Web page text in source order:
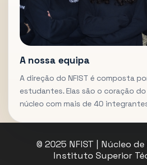
A nossa equipa
A direção do NFIST é composta
estudantes. Elas são o coração do
núcleo com mais de 40
© 2025 NFIST | Núcleo
Instituto Superior